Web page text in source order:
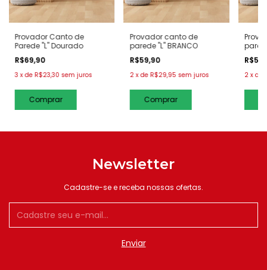
Provador Canto de
Parede "L" Dourado
R$69,90
3 xde R$23,30 sem juros
Provador canto de
parede "L" BRANCO
R$59,90
2 xde R$29,95 sem juros 2 x de
Newsletter
Cadastre-se e receba nossas ofertas.